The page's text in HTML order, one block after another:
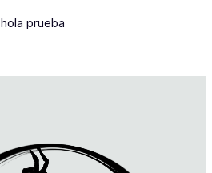
hola prueba